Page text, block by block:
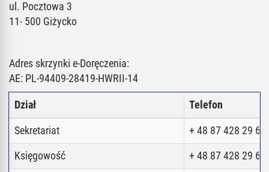
ul. Pocztowa 3
11- 500 Giżycko
Adres skrzynki e-Doręczenia:
AE: PL-94409-28419-HWRII-14
Dział Telefon
Sekretariat + 48 87 428 29 62
Księgowość + 48 87 428 29 62